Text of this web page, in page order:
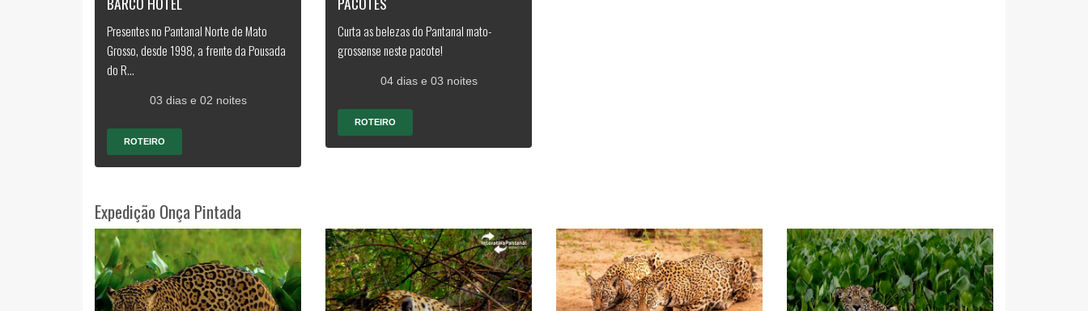
Presentes no Pantanal Norte de Mato
Grosso, desde 1998, a frente da Pousada
do R...
03 dias e 02 noites
ROTEIRO
Curta as belezas do Pantanal mato-
grossense neste pacote!
04 dias e 03 noites
ROTEIRO
Expedição Onça Pintada